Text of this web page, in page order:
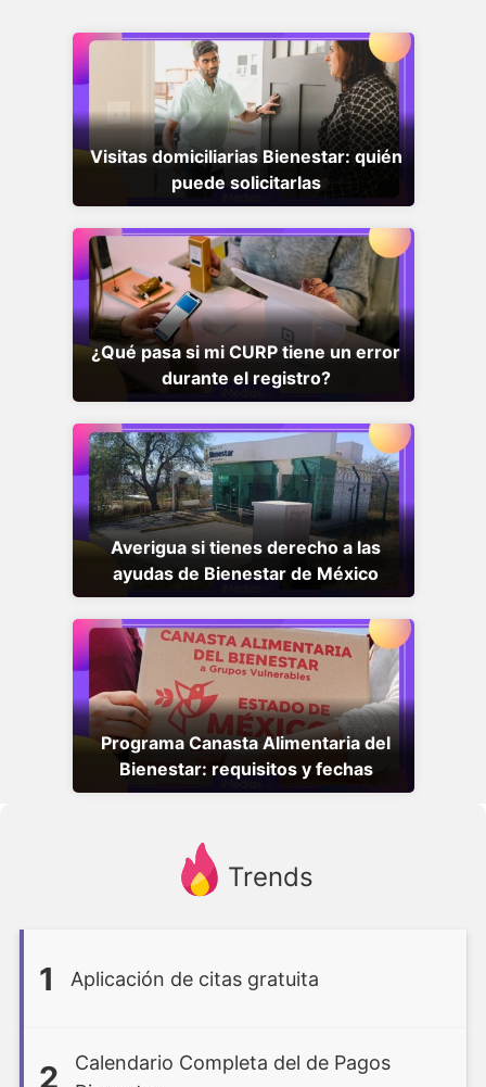
Visitas domiciliarias Bienestar: quién
puede solicitarlas
¿Qué pasa si mi CURP tiene un error
durante el registro?
Averigua si tienes derecho a las
ayudas de Bienestar de México
Programa Canasta Alimentaria del
Bienestar: requisitos y fechas
Trends
1 Aplicación de citas gratuita
2
Calendario Completa del de Pagos